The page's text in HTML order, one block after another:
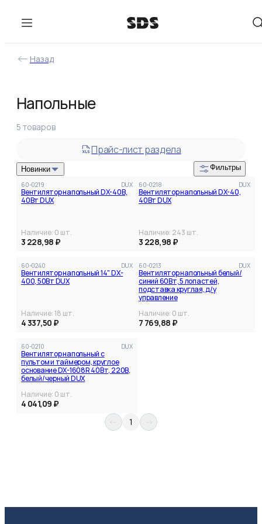
Назад
Напольные
5 товаров
Прайс-лист раздела
Новинки Фильтры
60-0219 DUX
Вентилятор напольный DX-40B,
40Вт DUX
Наличие: 0 шт.
3 228,98 ₽
60-0218 DUX
Вентилятор напольный DX-40,
40Вт DUX
Наличие: 243 шт.
3 228,98 ₽
60-0240 DUX
Вентилятор напольный 14" DX-
400, 50Вт DUX
Наличие:18 шт.
4 337,50 ₽
60-0213 DUX
Вентилятор напольный белый/
синий 60Вт, 5 лопастей,
подставка круглая, д/у
управление
Наличие: 0 шт.
7 769,88 ₽
60-0210 DUX
Вентилятор напольный с
пультом и таймером, круглое
основание DX-1608R 40Вт, 220В,
белый/черный DUX
Наличие: 0 шт.
4 041,09 ₽
1
В наличии
Цена
от